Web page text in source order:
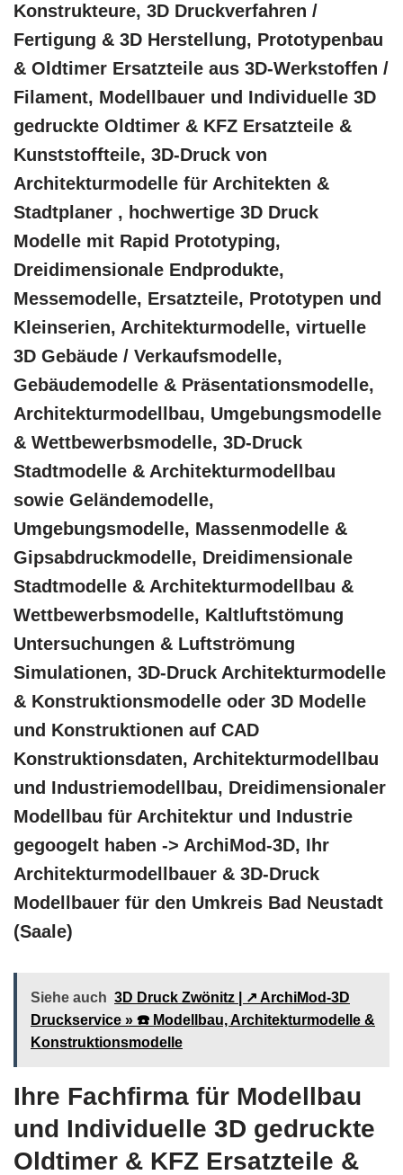
Konstrukteure, 3D Druckverfahren /
Fertigung & 3D Herstellung, Prototypenbau
& Oldtimer Ersatzteile aus 3D-Werkstoffen /
Filament, Modellbauer und Individuelle 3D
gedruckte Oldtimer & KFZ Ersatzteile &
Kunststoffteile, 3D-Druck von
Architekturmodelle für Architekten &
Stadtplaner , hochwertige 3D Druck
Modelle mit Rapid Prototyping,
Dreidimensionale Endprodukte,
Messemodelle, Ersatzteile, Prototypen und
Kleinserien, Architekturmodelle, virtuelle
3D Gebäude / Verkaufsmodelle,
Gebäudemodelle & Präsentationsmodelle,
Architekturmodellbau, Umgebungsmodelle
& Wettbewerbsmodelle, 3D-Druck
Stadtmodelle & Architekturmodellbau
sowie Geländemodelle,
Umgebungsmodelle, Massenmodelle &
Gipsabdruckmodelle, Dreidimensionale
Stadtmodelle & Architekturmodellbau &
Wettbewerbsmodelle, Kaltluftstömung
Untersuchungen & Luftströmung
Simulationen, 3D-Druck Architekturmodelle
& Konstruktionsmodelle oder 3D Modelle
und Konstruktionen auf CAD
Konstruktionsdaten, Architekturmodellbau
und Industriemodellbau, Dreidimensionaler
Modellbau für Architektur und Industrie
gegoogelt haben -> ArchiMod-3D, Ihr
Architekturmodellbauer & 3D-Druck
Modellbauer für den Umkreis Bad Neustadt
(Saale)
Siehe auch 3D Druck Zwönitz | ↗️ ArchiMod-3D
Druckservice » ☎️ Modellbau, Architekturmodelle &
Konstruktionsmodelle
Ihre Fachfirma für Modellbau
und Individuelle 3D gedruckte
Oldtimer & KFZ Ersatzteile &